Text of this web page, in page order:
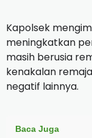
Kapolsek
meningkatkan
masih berusia
kenakalan
negatif lainnya.
Baca Juga